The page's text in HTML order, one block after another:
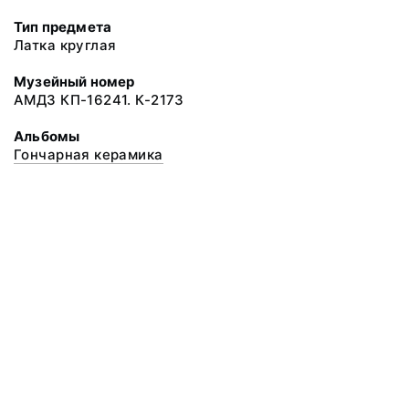
Тип предмета
Латка круглая
Музейный номер
АМДЗ КП-16241. К-2173
Альбомы
Гончарная керамика